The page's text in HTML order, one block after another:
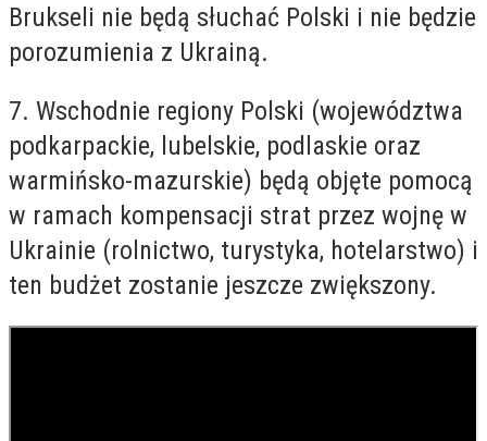
Brukseli nie będą słuchać Polski i nie będzie
porozumienia z Ukrainą.
7. Wschodnie regiony Polski (województwa
podkarpackie, lubelskie, podlaskie oraz
warmińsko-mazurskie) będą objęte pomocą
w ramach kompensacji strat przez wojnę w
Ukrainie (rolnictwo, turystyka, hotelarstwo) i
ten budżet zostanie jeszcze zwiększony.